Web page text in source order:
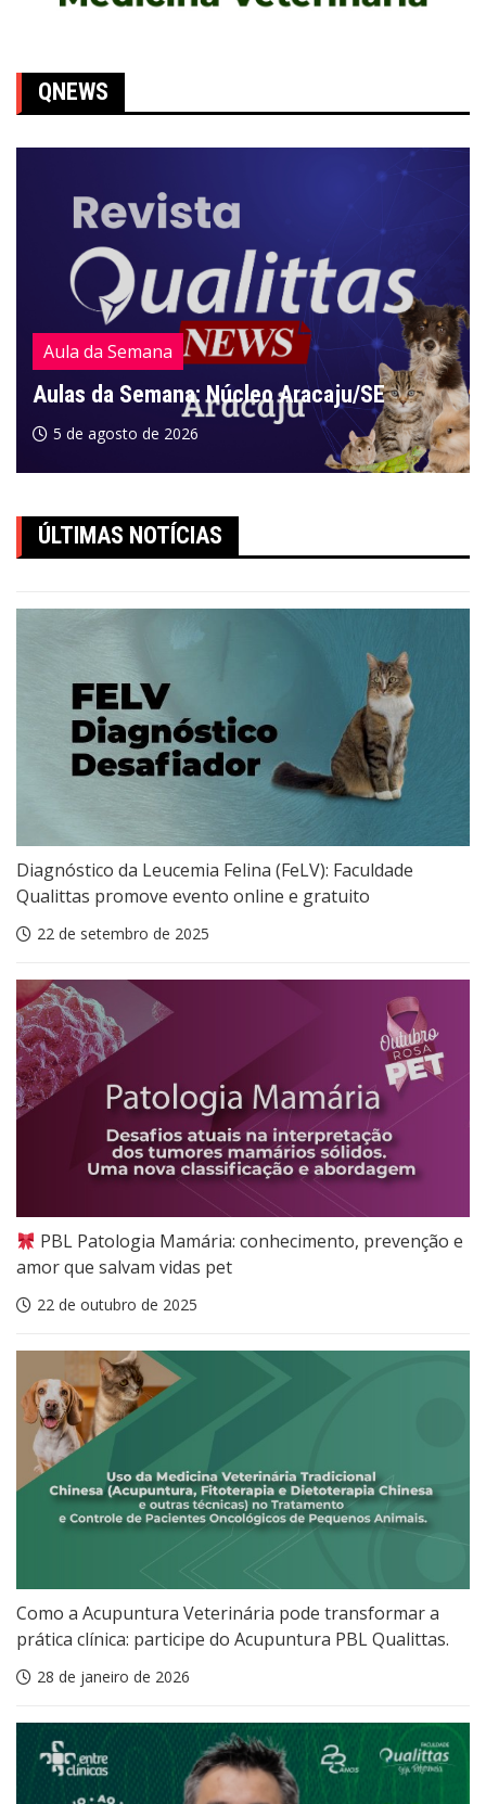
QNEWS
Aula da Semana
Aulas da Semana: Núcleo Aracaju/SE
5 de agosto de 2026
ÚLTIMAS NOTÍCIAS
Diagnóstico da Leucemia Felina (FeLV): Faculdade
Qualittas promove evento online e gratuito
22 de setembro de 2025
PBL Patologia Mamária: conhecimento, prevenção e
amor que salvam vidas pet
22 de outubro de 2025
Como a Acupuntura Veterinária pode transformar a
prática clínica: participe do Acupuntura PBL Qualittas.
28 de janeiro de 2026